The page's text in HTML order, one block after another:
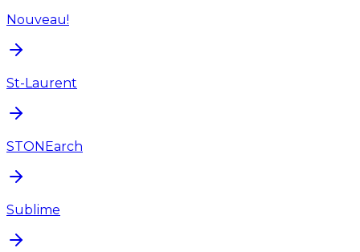
Nouveau!
St-Laurent
STONEarch
Sublime